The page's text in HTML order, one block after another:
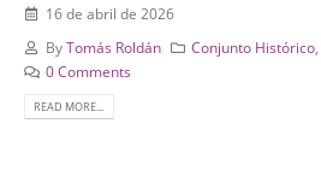
16 de abril de 2026
ByTomás Roldán Conjunto Histórico
0 Comments
READ MORE...